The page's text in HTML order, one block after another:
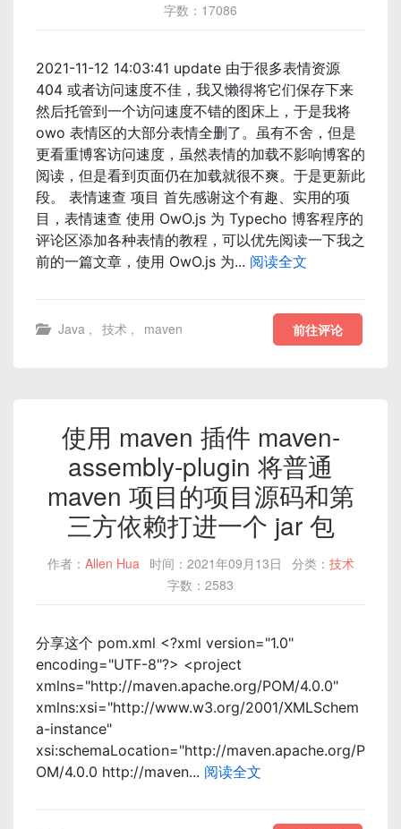
字数：17086
2021-11-12 14:03:41 update 由于很多表情资源
404 或者访问速度不佳，我又懒得将它们保存下来
然后托管到一个访问速度不错的图床上，于是我将
owo 表情区的大部分表情全删了。虽有不舍，但是
更看重博客访问速度，虽然表情的加载不影响博客的
阅读，但是看到页面仍在加载就很不爽。于是更新此
段。 表情速查 项目 首先感谢这个有趣、实用的项
目，表情速查 使用 OwO.js 为 Typecho 博客程序的
评论区添加各种表情的教程，可以优先阅读一下我之
前的一篇文章，使用 OwO.js 为... 阅读全文
Java , 技术 , maven 前往评论
使用 maven 插件 maven-
assembly-plugin 将普通
maven 项目的项目源码和第
三方依赖打进一个 jar 包
作者： Allen Hua 时间：2021年09月13日 分类： 技术
字数：2583
分享这个 pom.xml <?xml version="1.0"
encoding="UTF-8"?> <project
xmlns="http://maven.apache.org/POM/4.0.0"
xmlns:xsi="http://www.w3.org/2001/XMLSchem
a-instance"
xsi:schemaLocation="http://maven.apache.org/P
OM/4.0.0 http://maven... 阅读全文